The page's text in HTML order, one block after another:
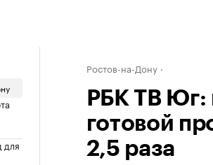
для
Ростов-на-Дону
РБК ТВ Юг:
готовой
2,5 раза